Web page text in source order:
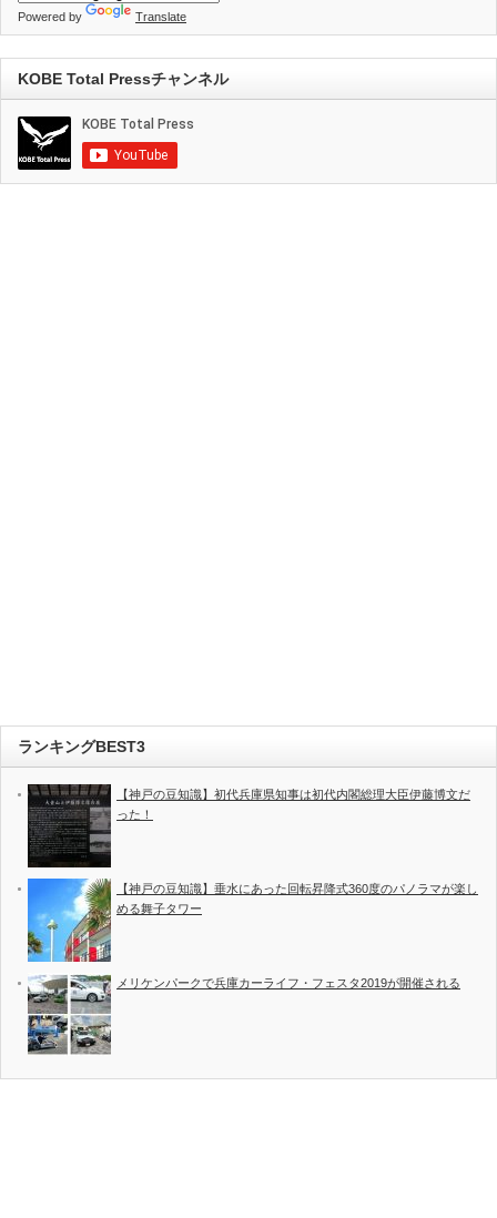
Powered by Translate
KOBE Total Pressチャンネル
ランキングBEST3
【神戸の豆知識】初代兵庫県知事は初代内閣総理大臣伊藤博文だ
った！
【神戸の豆知識】垂水にあった回転昇降式360度のパノラマが楽し
める舞子タワー
メリケンパークで兵庫カーライフ・フェスタ2019が開催される